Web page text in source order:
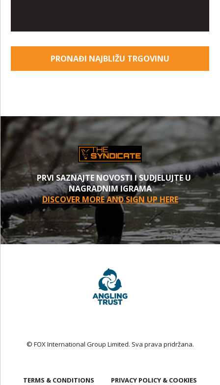
PRONAĐI NAJBLIŽU TRGOVINU
PRVI SAZNAJTE NOVOSTI I SUDJELUJTE U
NAGRADNIM IGRAMA
DISCOVER MORE AND SIGN UP HERE
© FOX International Group Limited. Sva prava pridržana.
TERMS & CONDITIONS PRIVACY POLICY & COOKIES